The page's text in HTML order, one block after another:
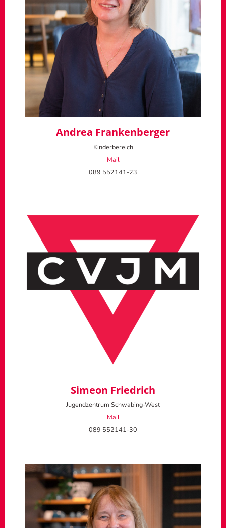
Andrea Frankenberger
Kinderbereich
Mail
089 552141-23
Simeon Friedrich
Jugendzentrum Schwabing-West
Mail
089 552141-30